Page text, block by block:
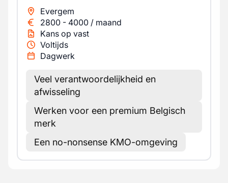
Evergem
2800 - 4000 / maand
Kans op vast
Voltijds
Dagwerk
Veel verantwoordelijkheid en
afwisseling
Werken voor een premium Belgisch
merk
Een no-nonsense KMO-omgeving